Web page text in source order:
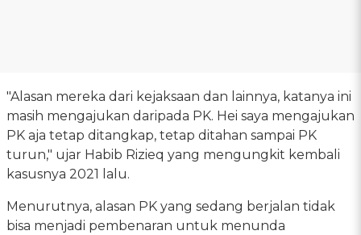
"Alasan mereka dari kejaksaan dan lainnya, katanya ini
masih mengajukan daripada PK. Hei saya mengajukan
PK aja tetap ditangkap, tetap ditahan sampai PK
turun," ujar Habib Rizieq yang mengungkit kembali
kasusnya 2021 lalu.
Menurutnya, alasan PK yang sedang berjalan tidak
bisa menjadi pembenaran untuk menunda